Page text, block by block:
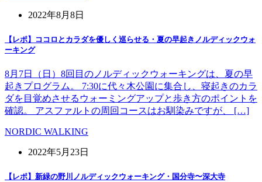
2022年8月8日
【レポ】ココロとカラダを優しく巡らせる・夏の早起きノルディックウォ
ーキング
8月7日（日）8回目のノルディックウォーキングは、夏の早
起きプログラム。 7:30に代々木公園に集合し、寝起きのカラ
ダを目覚めさせるウォーミングアップと歩き方のポイントを
確認。 アスファルトの周回コースはお馴染みですが、 […]
NORDIC WALKING
2022年5月23日
【レポ】新緑の野川ノルディックウォーキング・国分寺〜深大寺